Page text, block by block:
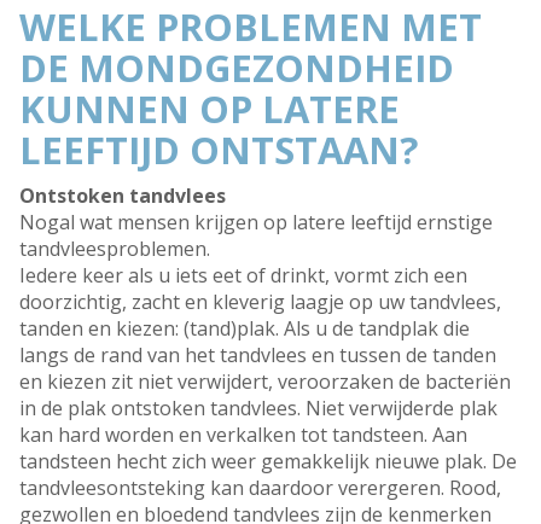
WELKE PROBLEMEN MET
DE MONDGEZONDHEID
KUNNEN OP LATERE
LEEFTIJD ONTSTAAN?
Ontstoken tandvlees
Nogal wat mensen krijgen op latere leeftijd ernstige
tandvleesproblemen.
Iedere keer als u iets eet of drinkt, vormt zich een
doorzichtig, zacht en kleverig laagje op uw tandvlees,
tanden en kiezen: (tand)plak. Als u de tandplak die
langs de rand van het tandvlees en tussen de tanden
en kiezen zit niet verwijdert, veroorzaken de bacteriën
in de plak ontstoken tandvlees. Niet verwijderde plak
kan hard worden en verkalken tot tandsteen. Aan
tandsteen hecht zich weer gemakkelijk nieuwe plak. De
tandvleesontsteking kan daardoor verergeren. Rood,
gezwollen en bloedend tandvlees zijn de kenmerken